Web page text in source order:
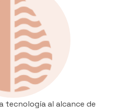
tecnología al alcance de